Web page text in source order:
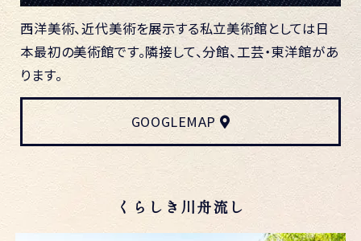
西洋美術、近代美術を展示する私立美術館としては日
本最初の美術館です。隣接して、分館、工芸・東洋館があ
ります。
GOOGLEMAP
くらしき川舟流し